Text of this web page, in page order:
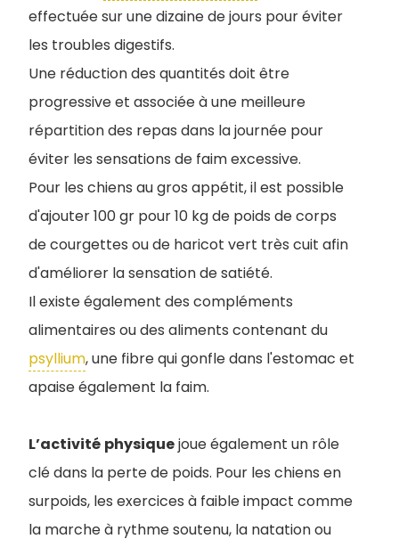
effectuée sur une dizaine de jours pour éviter
les troubles digestifs.
Une réduction des quantités doit être
progressive et associée à une meilleure
répartition des repas dans la journée pour
éviter les sensations de faim excessive.
Pour les chiens au gros appétit, il est possible
d'ajouter 100 gr pour 10 kg de poids de corps
de courgettes ou de haricot vert très cuit afin
d'améliorer la sensation de satiété.
Il existe également des compléments
alimentaires ou des aliments contenant du
psyllium, une fibre qui gonfle dans l'estomac et
apaise également la faim.
L’activité physiquejoue également un rôle
clé dans la perte de poids. Pour les chiens en
surpoids, les exercices à faible impact comme
la marche à rythme soutenu, la natation ou